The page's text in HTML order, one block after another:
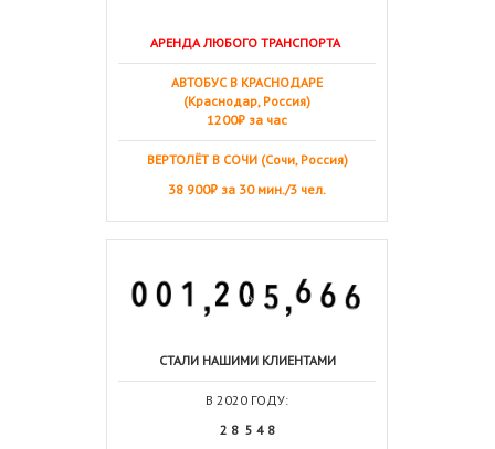
АРЕНДА ЛЮБОГО ТРАНСПОРТА
АВТОБУС В КРАСНОДАРЕ
(Краснодар, Россия)
1200₽ за час
ВЕРТОЛЁТ В СОЧИ (Сочи, Россия)
38 900₽ за 30 мин./3 чел.
СТАЛИ НАШИМИ КЛИЕНТАМИ
В 2020 ГОДУ:
2 8 5 4 8